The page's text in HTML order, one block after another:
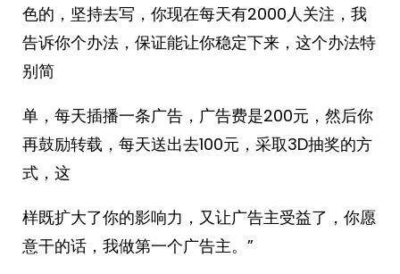
色的，坚持去写，你现在每天有2000人关注，我
告诉你个办法，保证能让你稳定下来，这个办法特
别简
单，每天插播一条广告，广告费是200元，然后你
再鼓励转载，每天送出去100元，采取3D抽奖的方
式，这
样既扩大了你的影响力，又让广告主受益了，你愿
意干的话，我做第一个广告主。”